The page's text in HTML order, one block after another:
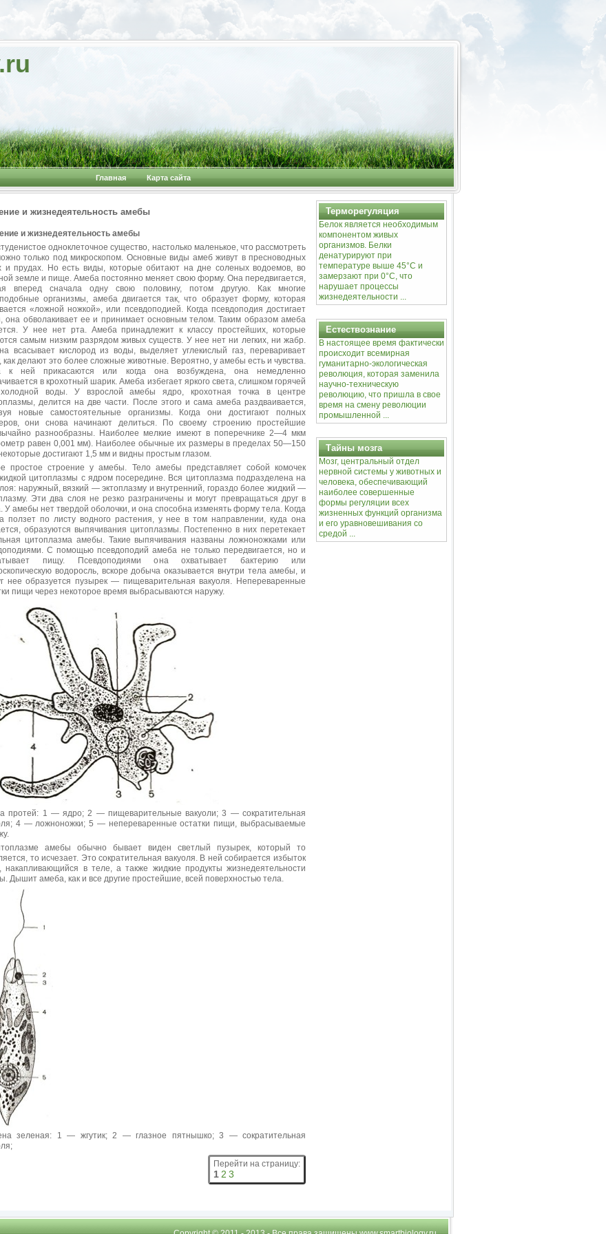
Главная Карта сайта
и жизнедеятельность амебы
и жизнедеятельность амебы
одноклеточное существо, настолько маленькое, что рассмотреть
только под микроскопом. Основные виды амеб живут в пресноводных
и прудах. Но есть виды, которые обитают на дне соленых водоемов, во
земле и пище. Амеба постоянно меняет свою форму. Она передвигается,
вперед сначала одну свою половину, потом другую. Как многие
организмы, амеба двигается так, что образует форму, которая
«ложной ножкой», или псевдоподией. Когда псевдоподия достигает
она обволакивает ее и принимает основным телом. Таким образом амеба
У нее нет рта. Амеба принадлежит к классу простейших, которые
самым низким разрядом живых существ. У нее нет ни легких, ни жабр.
всасывает кислород из воды, выделяет углекислый газ, переваривает
как делают это более сложные животные. Вероятно, у амебы есть и чувства.
к ней прикасаются или когда она возбуждена, она немедленно
в крохотный шарик. Амеба избегает яркого света, слишком горячей
воды. У взрослой амебы ядро, крохотная точка в центре
делится на две части. После этого и сама амеба раздваивается,
новые самостоятельные организмы. Когда они достигают полных
они снова начинают делиться. По своему строению простейшие
разнообразны. Наиболее мелкие имеют в поперечнике 2—4 мкм
равен 0,001 мм). Наиболее обычные их размеры в пределах 50—150
достигают 1,5 мм и видны простым глазом.
простое строение у амебы. Тело амебы представляет собой комочек
цитоплазмы с ядром посередине. Вся цитоплазма подразделена на
наружный, вязкий — эктоплазму и внутренний, гораздо более жидкий —
Эти два слоя не резко разграничены и могут превращаться друг в
У амебы нет твердой оболочки, и она способна изменять форму тела. Когда
ползет по листу водного растения, у нее в том направлении, куда она
образуются выпячивания цитоплазмы. Постепенно в них перетекает
цитоплазма амебы. Такие выпячивания названы ложноножками или
С помощью псевдоподий амеба не только передвигается, но и
пищу. Псевдоподиями она охватывает бактерию или
водоросль, вскоре добыча оказывается внутри тела амебы, и
нее образуется пузырек — пищеварительная вакуоля. Непереваренные
пищи через некоторое время выбрасываются наружу.
протей: 1 — ядро; 2 — пищеварительные вакуоли; 3 — сократительная
4 — ложноножки; 5 — непереваренные остатки пищи, выбрасываемые
амебы обычно бывает виден светлый пузырек, который то
то исчезает. Это сократительная вакуоля. В ней собирается избыток
накапливающийся в теле, а также жидкие продукты жизнедеятельности
Дышит амеба, как и все другие простейшие, всей поверхностью тела.
зеленая: 1 — жгутик; 2 — глазное пятнышко; 3 — сократительная
Перейти на страницу:
1 2 3
Терморегуляция
Белок является необходимым
компонентом живых
организмов. Белки
денатурируют при
температуре выше 45°С и
замерзают при 0°С, что
нарушает процессы
жизнедеятельности ...
Естествознание
В настоящее время фактически
происходит всемирная
гуманитарно-экологическая
революция, которая заменила
научно-техническую
революцию, что пришла в свое
время на смену революции
промышленной ...
Тайны мозга
Мозг, центральный отдел
нервной системы у животных и
человека, обеспечивающий
наиболее совершенные
формы регуляции всех
жизненных функций организма
и его уравновешивания со
средой ...